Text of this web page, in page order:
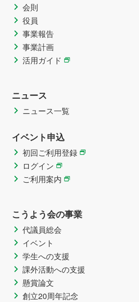
会則
役員
事業報告
事業計画
活用ガイド
ニュース
ニュース一覧
イベント申込
初回ご利用登録
ログイン
ご利用案内
こうよう会の事業
代議員総会
イベント
学生への支援
課外活動への支援
懸賞論文
創立20周年記念